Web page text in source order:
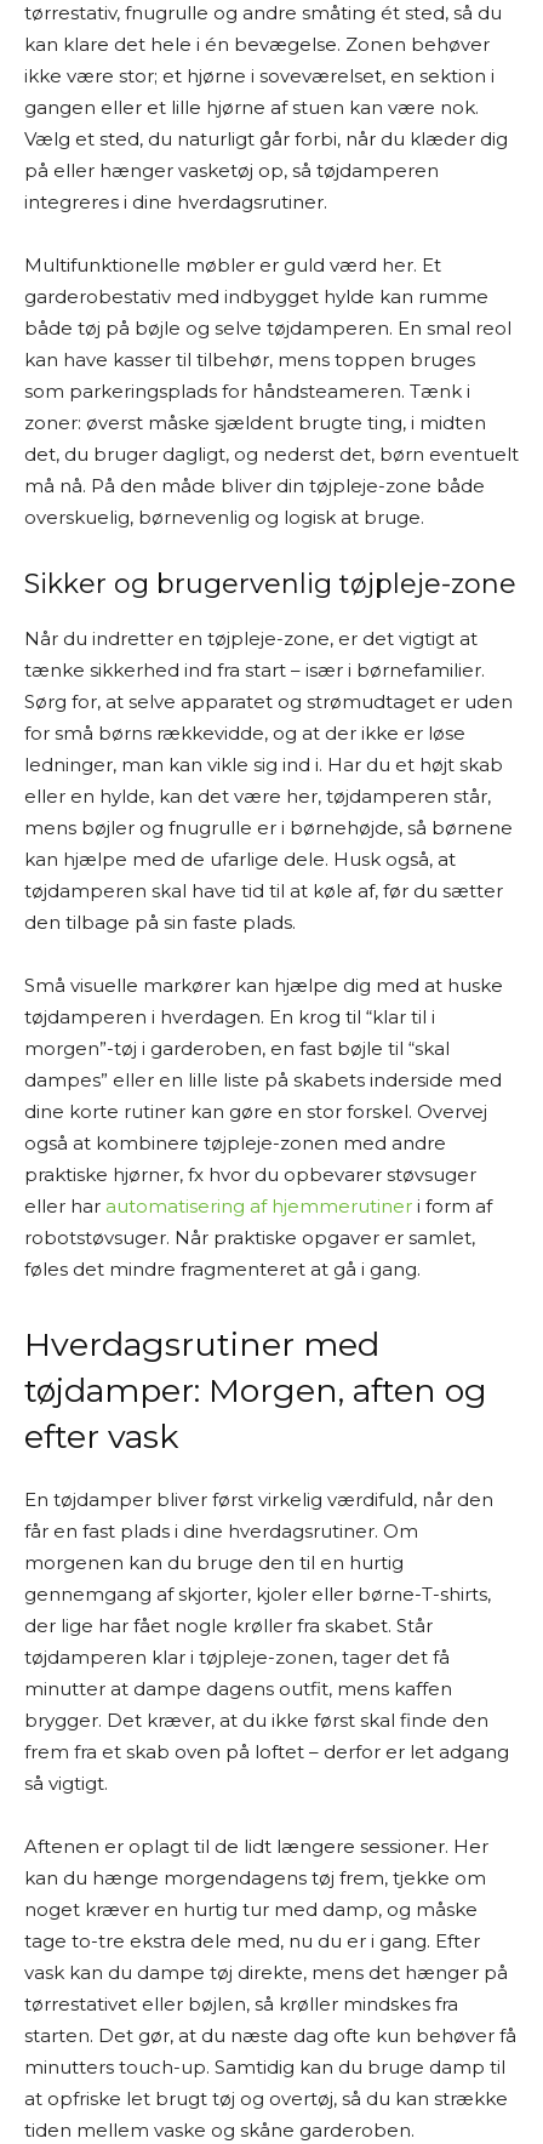
tørrestativ, fnugrulle og andre småting ét sted, så du
kan klare det hele i én bevægelse. Zonen behøver
ikke være stor; et hjørne i soveværelset, en sektion i
gangen eller et lille hjørne af stuen kan være nok.
Vælg et sted, du naturligt går forbi, når du klæder dig
på eller hænger vasketøj op, så tøjdamperen
integreres i dine hverdagsrutiner.
Multifunktionelle møbler er guld værd her. Et
garderobestativ med indbygget hylde kan rumme
både tøj på bøjle og selve tøjdamperen. En smal reol
kan have kasser til tilbehør, mens toppen bruges
som parkeringsplads for håndsteameren. Tænk i
zoner: øverst måske sjældent brugte ting, i midten
det, du bruger dagligt, og nederst det, børn eventuelt
må nå. På den måde bliver din tøjpleje-zone både
overskuelig, børnevenlig og logisk at bruge.
Sikker og brugervenlig tøjpleje-zone
Når du indretter en tøjpleje-zone, er det vigtigt at
tænke sikkerhed ind fra start – især i børnefamilier.
Sørg for, at selve apparatet og strømudtaget er uden
for små børns rækkevidde, og at der ikke er løse
ledninger, man kan vikle sig ind i. Har du et højt skab
eller en hylde, kan det være her, tøjdamperen står,
mens bøjler og fnugrulle er i børnehøjde, så børnene
kan hjælpe med de ufarlige dele. Husk også, at
tøjdamperen skal have tid til at køle af, før du sætter
den tilbage på sin faste plads.
Små visuelle markører kan hjælpe dig med at huske
tøjdamperen i hverdagen. En krog til “klar til i
morgen”-tøj i garderoben, en fast bøjle til “skal
dampes” eller en lille liste på skabets inderside med
dine korte rutiner kan gøre en stor forskel. Overvej
også at kombinere tøjpleje-zonen med andre
praktiske hjørner, fx hvor du opbevarer støvsuger
eller har automatisering af hjemmerutiner i form af
robotstøvsuger. Når praktiske opgaver er samlet,
føles det mindre fragmenteret at gå i gang.
Hverdagsrutiner med
tøjdamper: Morgen, aften og
efter vask
En tøjdamper bliver først virkelig værdifuld, når den
får en fast plads i dine hverdagsrutiner. Om
morgenen kan du bruge den til en hurtig
gennemgang af skjorter, kjoler eller børne-T-shirts,
der lige har fået nogle krøller fra skabet. Står
tøjdamperen klar i tøjpleje-zonen, tager det få
minutter at dampe dagens outfit, mens kaffen
brygger. Det kræver, at du ikke først skal finde den
frem fra et skab oven på loftet – derfor er let adgang
så vigtigt.
Aftenen er oplagt til de lidt længere sessioner. Her
kan du hænge morgendagens tøj frem, tjekke om
noget kræver en hurtig tur med damp, og måske
tage to-tre ekstra dele med, nu du er i gang. Efter
vask kan du dampe tøj direkte, mens det hænger på
tørrestativet eller bøjlen, så krøller mindskes fra
starten. Det gør, at du næste dag ofte kun behøver få
minutters touch-up. Samtidig kan du bruge damp til
at opfriske let brugt tøj og overtøj, så du kan strække
tiden mellem vaske og skåne garderoben.